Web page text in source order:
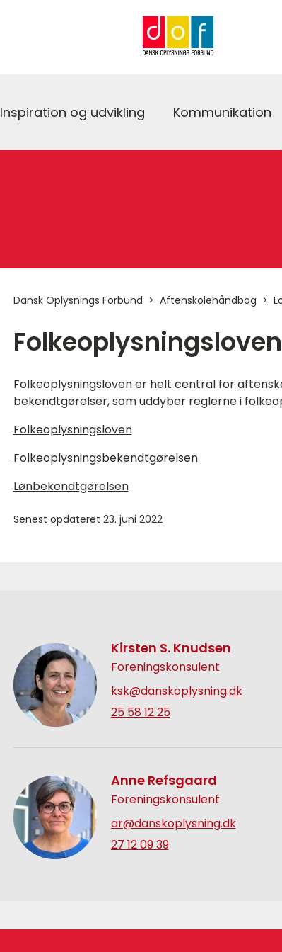
Inspiration og udvikling Kommunikation
Dansk Oplysnings Forbund Aftenskolehåndbog
Folkeoplysningsloven
Folkeoplysningsloven er helt central for
bekendtgørelser, som uddyber reglerne i
Folkeoplysningsloven
Folkeoplysningsbekendtgørelsen
Lønbekendtgørelsen
Senest opdateret 23. juni 2022
Kirsten S. Knudsen
Foreningskonsulent
ksk@danskoplysning.dk
25 58 12 25
Anne Refsgaard
Foreningskonsulent
ar@danskoplysning.dk
27 12 09 39